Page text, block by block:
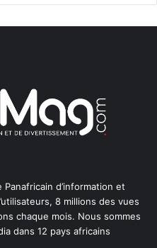
d’information et
8 millions des vues
chaque mois. Nous sommes
dans 12 pays africains